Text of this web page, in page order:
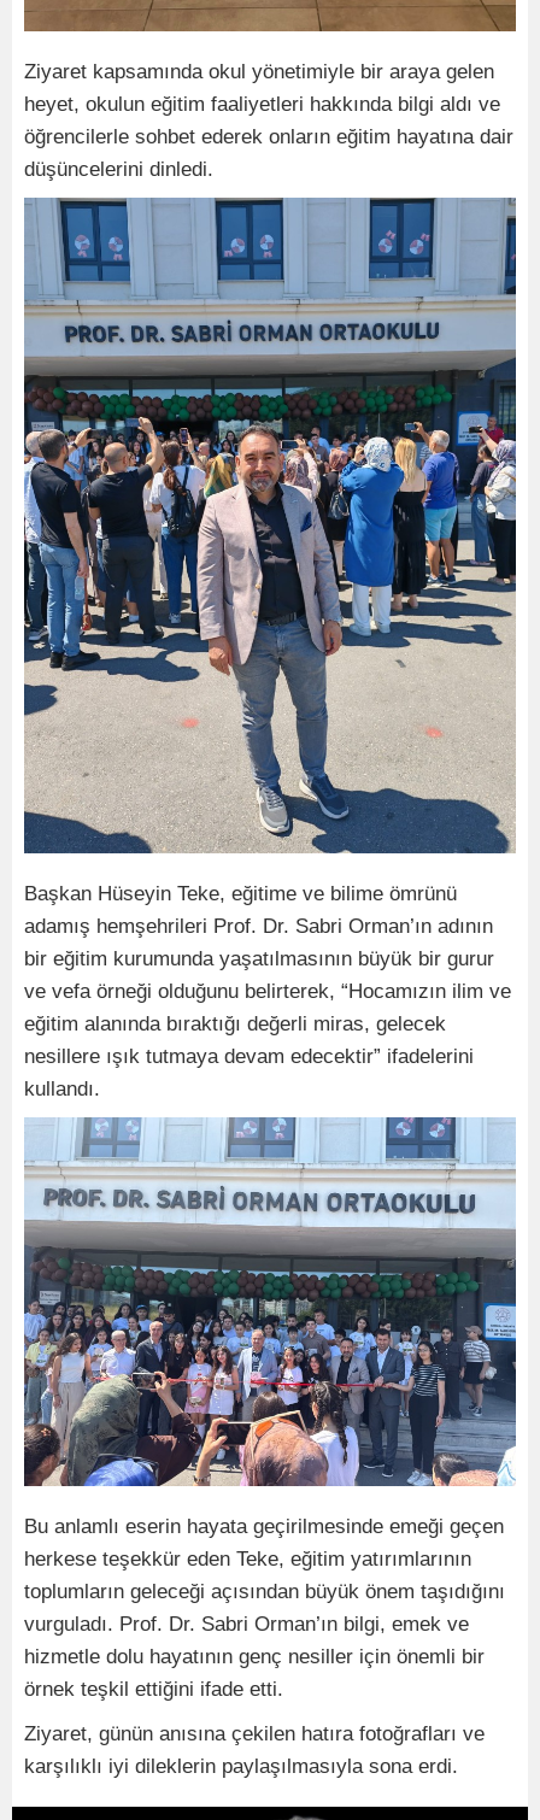
Ziyaret kapsamında okul yönetimiyle bir araya gelen
heyet, okulun eğitim faaliyetleri hakkında bilgi aldı ve
öğrencilerle sohbet ederek onların eğitim hayatına dair
düşüncelerini dinledi.
Başkan Hüseyin Teke, eğitime ve bilime ömrünü
adamış hemşehrileri Prof. Dr. Sabri Orman’ın adının
bir eğitim kurumunda yaşatılmasının büyük bir gurur
ve vefa örneği olduğunu belirterek, “Hocamızın ilim ve
eğitim alanında bıraktığı değerli miras, gelecek
nesillere ışık tutmaya devam edecektir” ifadelerini
kullandı.
Bu anlamlı eserin hayata geçirilmesinde emeği geçen
herkese teşekkür eden Teke, eğitim yatırımlarının
toplumların geleceği açısından büyük önem taşıdığını
vurguladı. Prof. Dr. Sabri Orman’ın bilgi, emek ve
hizmetle dolu hayatının genç nesiller için önemli bir
örnek teşkil ettiğini ifade etti.
Ziyaret, günün anısına çekilen hatıra fotoğrafları ve
karşılıklı iyi dileklerin paylaşılmasıyla sona erdi.